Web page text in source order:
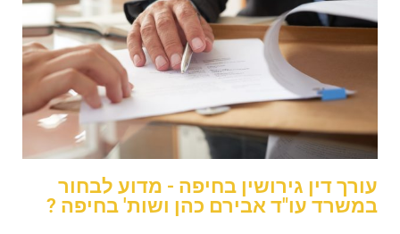
עורך דין גירושין בחיפה - מדוע לבחור
במשרד עו"ד אבירם כהן ושות' בחיפה ?